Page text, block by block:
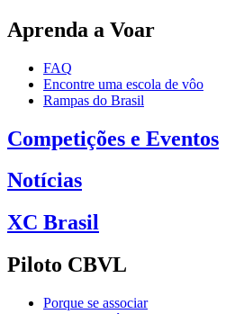
Aprenda a Voar
FAQ
Encontre uma escola de vôo
Rampas do Brasil
Competições e Eventos
Notícias
XC Brasil
Piloto CBVL
Porque se associar